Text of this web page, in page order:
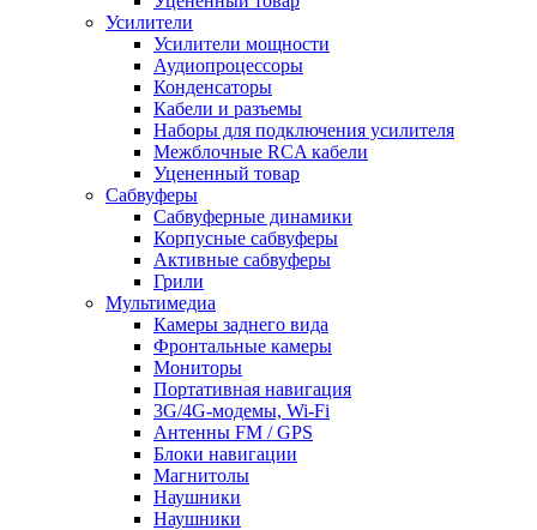
Усилители
Усилители мощности
Аудиопроцессоры
Конденсаторы
Кабели и разъемы
Наборы для подключения усилителя
Межблочные RCA кабели
Уцененный товар
Сабвуферы
Сабвуферные динамики
Корпусные сабвуферы
Активные сабвуферы
Грили
Мультимедиа
Камеры заднего вида
Фронтальные камеры
Мониторы
Портативная навигация
3G/4G-модемы, Wi-Fi
Антенны FM / GPS
Блоки навигации
Магнитолы
Наушники
Наушники